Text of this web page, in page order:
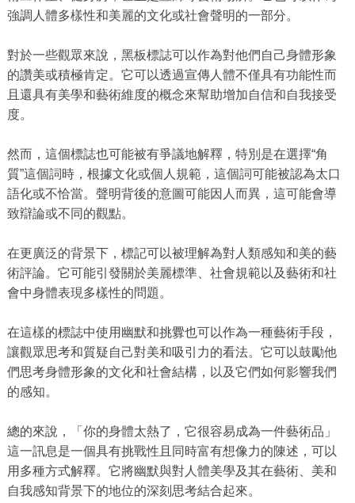
強調人體多樣性和美麗的文化或社會聲明的一部分。
對於一些觀眾來說，黑板標誌可以作為對他們自己身體形象
的讚美或積極肯定。它可以透過宣傳人體不僅具有功能性而
且還具有美學和藝術維度的概念來幫助增加自信和自我接受
度。
然而，這個標誌也可能被有爭議地解釋，特別是在選擇“角
質”這個詞時，根據文化或個人規範，這個詞可能被認為太口
語化或不恰當。聲明背後的意圖可能因人而異，這可能會導
致辯論或不同的觀點。
在更廣泛的背景下，標記可以被理解為對人類感知和美的藝
術評論。它可能引發關於美麗標準、社會規範以及藝術和社
會中身體表現多樣性的問題。
在這樣的標誌中使用幽默和挑釁也可以作為一種藝術手段，
讓觀眾思考和質疑自己對美和吸引力的看法。它可以鼓勵他
們思考身體形象的文化和社會結構，以及它們如何影響我們
的感知。
總的來說，「你的身體太熱了，它很容易成為一件藝術品」
這一訊息是一個具有挑戰性且同時富有想像力的陳述，可以
用多種方式解釋。它將幽默與對人體美學及其在藝術、美和
自我感知背景下的地位的深刻思考結合起來。